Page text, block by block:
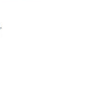
.